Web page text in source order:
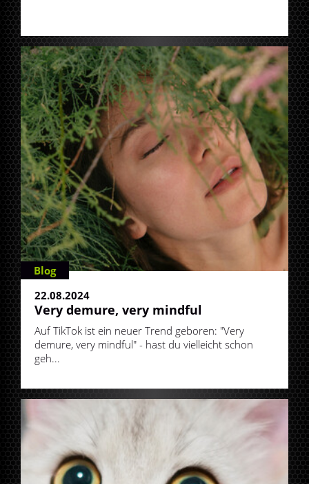
Blog
22.08.2024
Very demure, very mindful
Auf TikTok ist ein neuer Trend geboren: "Very
demure, very mindful" - hast du vielleicht schon
geh...